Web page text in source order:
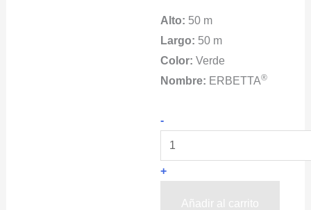
Alto: 50 m
Largo: 50 m
Color: Verde
Nombre: ERBETTA®
-ERBETTA®
decorativa
(Jazmín)
color
verde
+
Añadir al carrito